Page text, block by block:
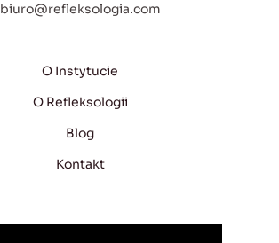
biuro@refleksologia.com
O Instytucie
O Refleksologii
Blog
Kontakt